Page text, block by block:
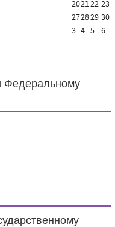
202122 23
272829 30
3 4 5 6
Федеральному